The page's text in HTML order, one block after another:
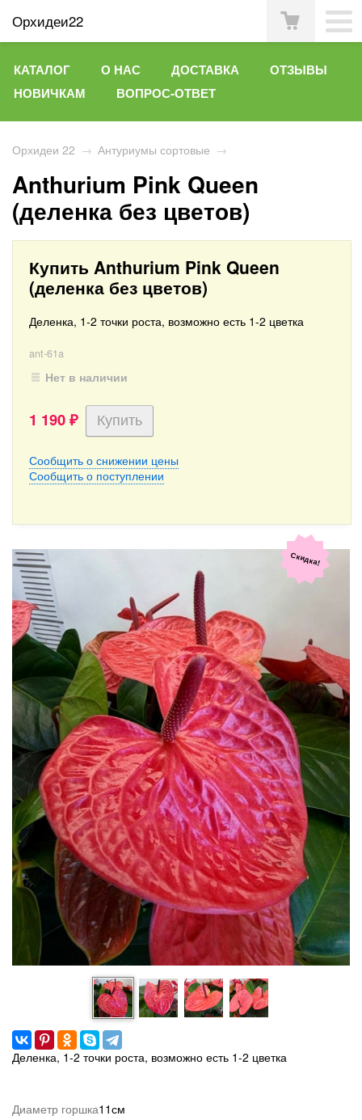
Орхидеи22
КАТАЛОГ О НАС ДОСТАВКА
ОТЗЫВЫ
НОВИЧКАМ
ВОПРОС-ОТВЕТ
Орхидеи 22 → Антуриумы сортовые →
Anthurium Pink Queen
(деленка без цветов)
Купить Anthurium Pink Queen
(деленка без цветов)
Деленка, 1-2 точки роста, возможно есть 1-2 цветка
ant-61a
Нет в наличии
1 190 ₽
Сообщить о снижении цены
Сообщить о поступлении
Скидка!
Деленка, 1-2 точки роста, возможно есть 1-2 цветка
Диаметр горшка11см